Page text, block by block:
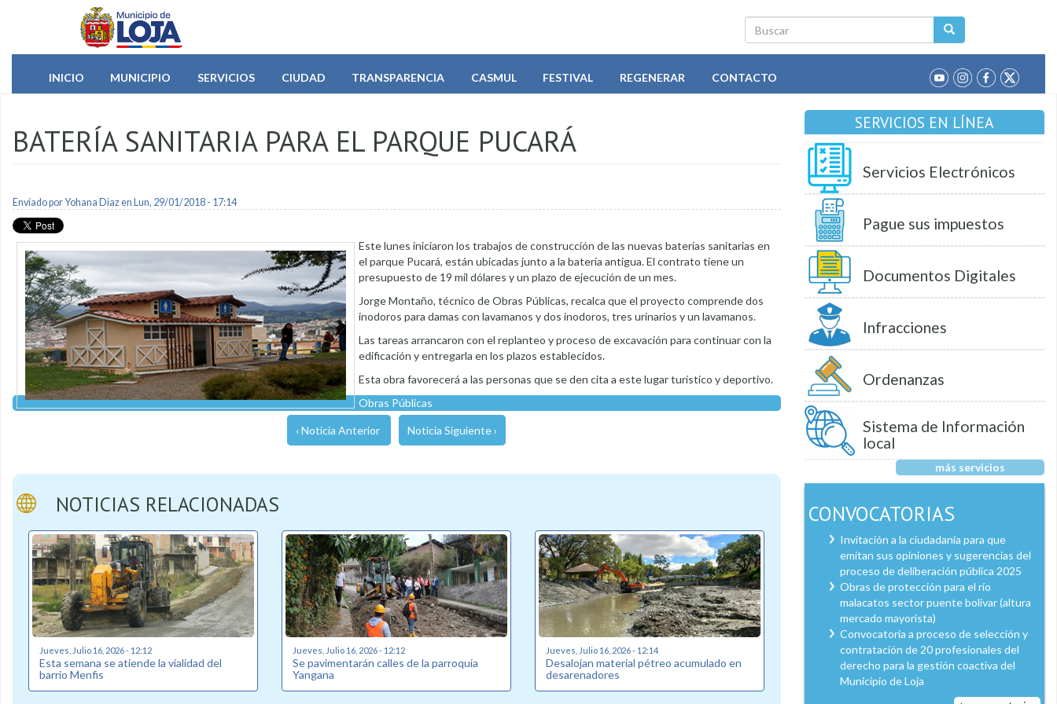
Pasar al contenido principal
Buscar
INICIO
MUNICIPIO SERVICIOS CIUDAD TRANSPARENCIA CASMUL FESTIVAL REGENERAR CONTACTO
BATERÍA SANITARIA PARA EL PARQUE PUCARÁ
Enviado porYohana Diazen Lun, 29/01/2018 - 17:14
Este lunes iniciaron los trabajos de construcción de las nuevas baterías sanitarias en
el parque Pucará, están ubicadas junto a la batería antigua. El contrato tiene un
presupuesto de 19 mil dólares y un plazo de ejecución de un mes.
Jorge Montaño, técnico de Obras Públicas, recalca que el proyecto comprende dos
inodoros para damas con lavamanos y dos inodoros, tres urinarios y un lavamanos.
Las tareas arrancaron con el replanteo y proceso de excavación para continuar con la
edificación y entregarla en los plazos establecidos.
Esta obra favorecerá a las personas que se den cita a este lugar turístico y deportivo.
Obras Públicas
‹ Noticia Anterior Noticia Siguiente ›
NOTICIAS RELACIONADAS
Jueves, Julio 16, 2026 - 12:12
Esta semana se atiende la vialidad del
barrio Menfis
Jueves, Julio 16, 2026 - 12:12
Se pavimentarán calles de la parroquia
Yangana
Jueves, Julio 16, 2026 - 12:14
Desalojan material pétreo acumulado en
desarenadores
SERVICIOS EN LÍNEA
Servicios Electrónicos
Pague sus impuestos
Documentos Digitales
Infracciones
Ordenanzas
Sistema de Información
local
más servicios
CONVOCATORIAS
Invitación a la ciudadanía para que
emitan sus opiniones y sugerencias del
proceso de deliberación pública 2025
Obras de protección para el río
malacatos sector puente bolívar (altura
mercado mayorista)
Convocatoria a proceso de selección y
contratación de 20 profesionales del
derecho para la gestión coactiva del
Municipio de Loja